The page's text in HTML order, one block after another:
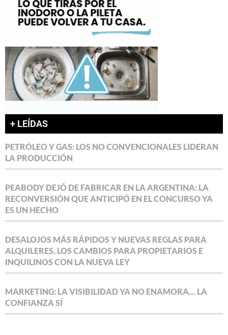
+ LEÍDAS
PETRÓLEO Y GAS: LOS NO CONVENCIONALES LIDERAN
LA PRODUCCIÓN
PEABODY DEJÓ DE FABRICAR EN LA ARGENTINA: LA
RECONVERSIÓN QUE ANTICIPÓ EN EL CONCURSO YA
ES UN HECHO
DESALOJOS MÁS RÁPIDOS Y NUEVAS REGLAS PARA
ALQUILERES, LOS CAMBIOS PARA PROPIETARIOS E
INQUILINOS CON LA NUEVA LEY
MARKETING: LA VISIBILIDAD YA NO ENAMORA… LA
CONFIANZA SÍ